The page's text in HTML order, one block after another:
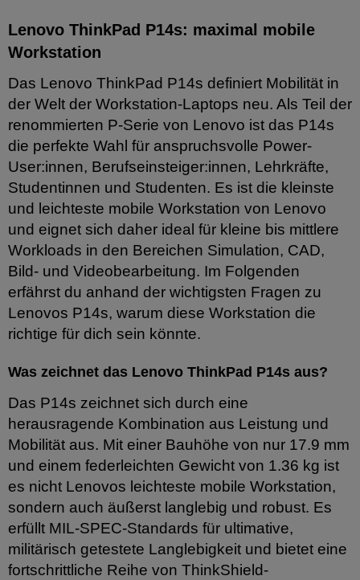
Lenovo ThinkPad P14s: maximal mobile
Workstation
Das Lenovo ThinkPad P14s definiert Mobilität in
der Welt der Workstation-Laptops neu. Als Teil der
renommierten P-Serie von Lenovo ist das P14s
die perfekte Wahl für anspruchsvolle Power-
User:innen, Berufseinsteiger:innen, Lehrkräfte,
Studentinnen und Studenten. Es ist die kleinste
und leichteste mobile Workstation von Lenovo
und eignet sich daher ideal für kleine bis mittlere
Workloads in den Bereichen Simulation, CAD,
Bild- und Videobearbeitung. Im Folgenden
erfährst du anhand der wichtigsten Fragen zu
Lenovos P14s, warum diese Workstation die
richtige für dich sein könnte.
Was zeichnet das Lenovo ThinkPad P14s aus?
Das P14s zeichnet sich durch eine
herausragende Kombination aus Leistung und
Mobilität aus. Mit einer Bauhöhe von nur 17.9 mm
und einem federleichten Gewicht von 1.36 kg ist
es nicht Lenovos leichteste mobile Workstation,
sondern auch äußerst langlebig und robust. Es
erfüllt MIL-SPEC-Standards für ultimative,
militärisch getestete Langlebigkeit und bietet eine
fortschrittliche Reihe von ThinkShield-